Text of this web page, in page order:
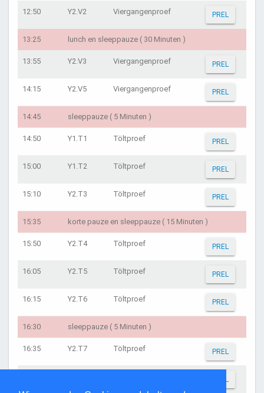
12:50 Y2.V2 Viergangenproef PREL
13:25 lunch en sleeppauze ( 30 Minuten )
13:55 Y2.V3 Viergangenproef PREL
14:15 Y2.V5 Viergangenproef PREL
14:45 sleeppauze ( 5 Minuten )
14:50 Y1.T1 Töltproef PREL
15:00 Y1.T2 Töltproef PREL
15:10 Y2.T3 Töltproef PREL
15:35 korte pauze en sleeppauze ( 15 Minuten )
15:50 Y2.T4 Töltproef PREL
16:05 Y2.T5 Töltproef PREL
16:15 Y2.T6 Töltproef PREL
16:30 sleeppauze ( 5 Minuten )
16:35 Y2.T7 Töltproef PREL
PREL